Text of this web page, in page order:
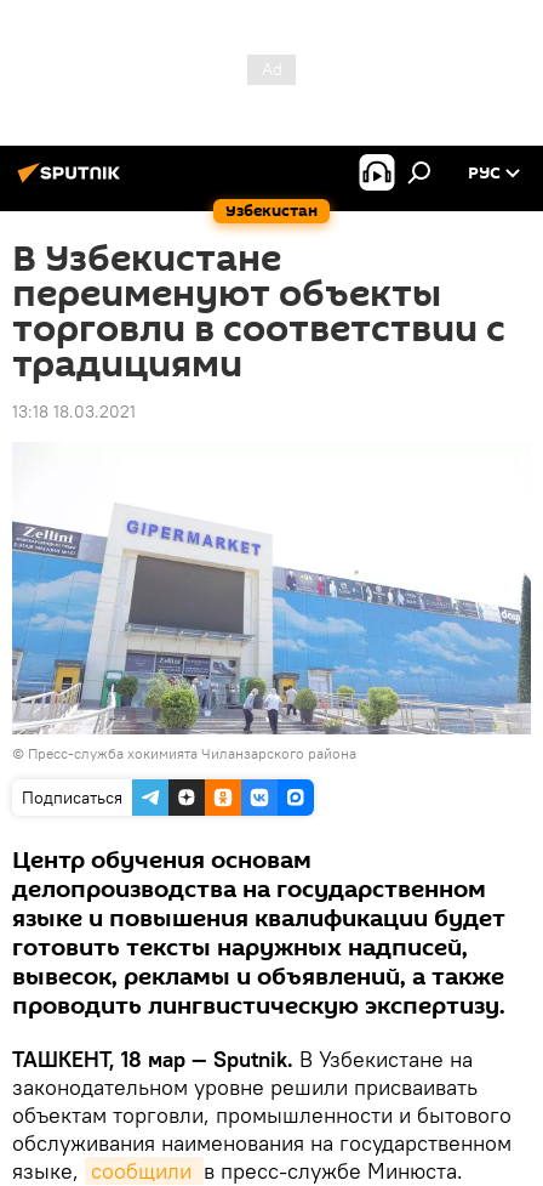
Узбекистан
РУС
В Узбекистане
переименуют объекты
торговли в соответствии с
традициями
13:18 18.03.2021
© Пресс-служба хокимията Чиланзарского района
Подписаться
Центр обучения основам
делопроизводства на государственном
языке и повышения квалификации будет
готовить тексты наружных надписей,
вывесок, рекламы и объявлений, а также
проводить лингвистическую экспертизу.
ТАШКЕНТ, 18 мар — Sputnik. В Узбекистане на
законодательном уровне решили присваивать
объектам торговли, промышленности и бытового
обслуживания наименования на государственном
языке, сообщили в пресс-службе Минюста.